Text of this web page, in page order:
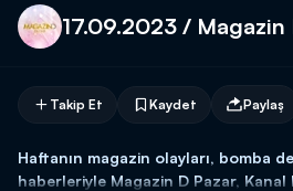
17.09.2023 / Magazin
Takip Et Kaydet Paylaş
Haftanın magazin olayları, bomba
haberleriyle Magazin D Pazar, Kanal